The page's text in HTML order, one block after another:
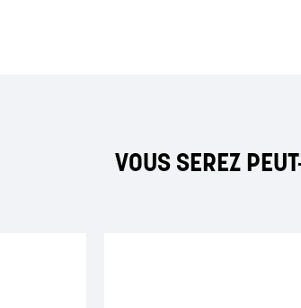
VOUS SEREZ